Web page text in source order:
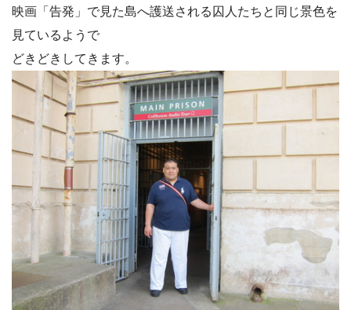
映画「告発」で見た島へ護送される囚人たちと同じ景色を
見ているようで
どきどきしてきます。